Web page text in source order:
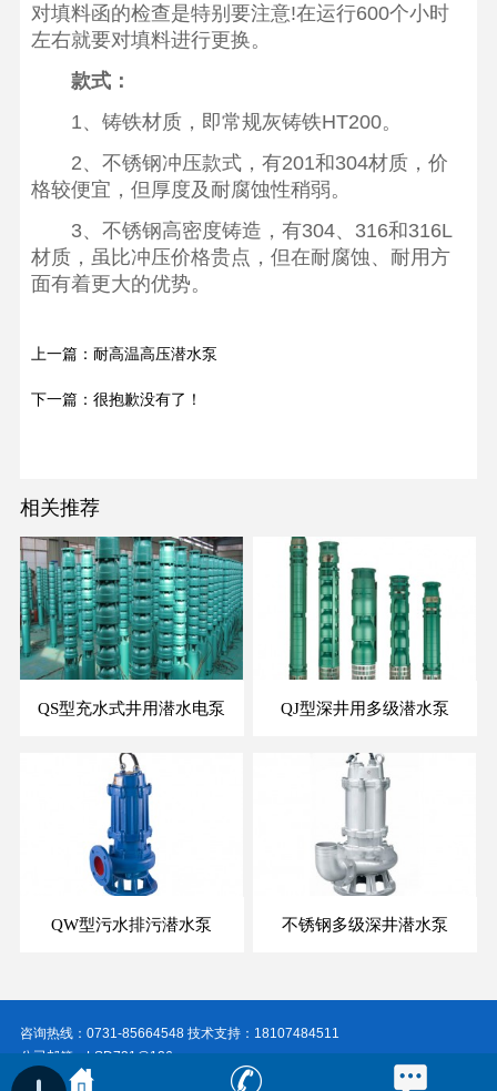
对填料函的检查是特别要注意!在运行600个小时
左右就要对填料进行更换。
款式：
1、铸铁材质，即常规灰铸铁HT200。
2、不锈钢冲压款式，有201和304材质，价
格较便宜，但厚度及耐腐蚀性稍弱。
3、不锈钢高密度铸造，有304、316和316L
材质，虽比冲压价格贵点，但在耐腐蚀、耐用方
面有着更大的优势。
上一篇：耐高温高压潜水泵
下一篇：很抱歉没有了！
相关推荐
QS型充水式井用潜水电泵 QJ型深井用多级潜水泵
QW型污水排污潜水泵 不锈钢多级深井潜水泵
咨询热线：0731-85664548 技术支持：18107484511
公司邮箱：LSD731@126.com
公司地址：湖南省长沙市新兴路260号